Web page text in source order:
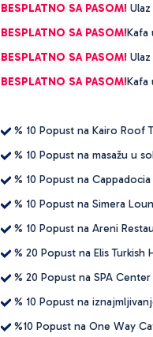
BESPLATNO SA PASOM!
BESPLATNO SA PASOM!Kafa
BESPLATNO SA PASOM!
BESPLATNO SA PASOM!Kafa
% 10 Popust na Kairo Roof
% 10 Popust na masažu u
% 10 Popust na
% 10 Popust na Simera
% 10 Popust na Areni
% 20 Popust na Elis Turkish
% 20 Popust na SPA Center
% 10 Popust na
%10 Popust na One Way